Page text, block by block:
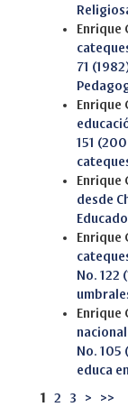
Enrique
71
Enrique
151
Enrique
desde
Enrique
No. 122
Enrique
No. 105
educa
1 2 3 > >>